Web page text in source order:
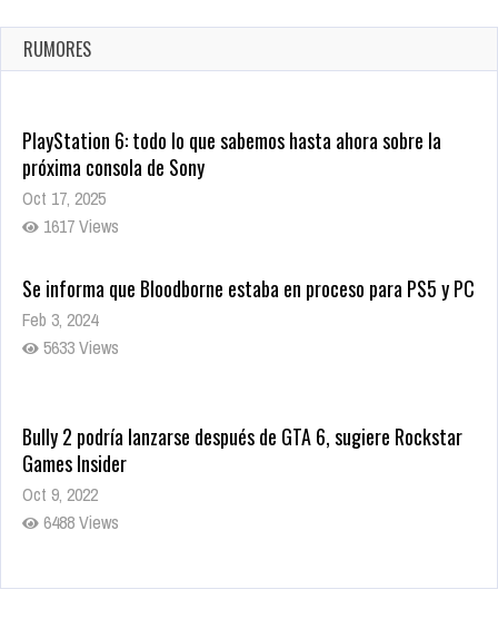
Ago 8, 2021
10008 Views
RUMORES
PlayStation 6: todo lo que sabemos hasta ahora sobre la
próxima consola de Sony
Oct 17, 2025
1617 Views
Se informa que Bloodborne estaba en proceso para PS5 y PC
Feb 3, 2024
5633 Views
Bully 2 podría lanzarse después de GTA 6, sugiere Rockstar
Games Insider
Oct 9, 2022
6488 Views
Rumor: Se filtran los primeros detalles de Resident Evil 9